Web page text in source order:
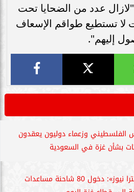
"لازال عدد من الضحايا تحت
لا تستطيع طواقم الإسعاف
إليهم".
الفلسطيني وزعماء دوليون يعقدون
بشأن غزة في السعودية
«إكسترا نيوز»: دخول 80 شاحنة مساعدات